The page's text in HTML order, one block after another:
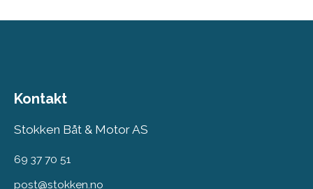
Kontakt
Stokken Båt & Motor AS
69 37 70 51
post@stokken.no